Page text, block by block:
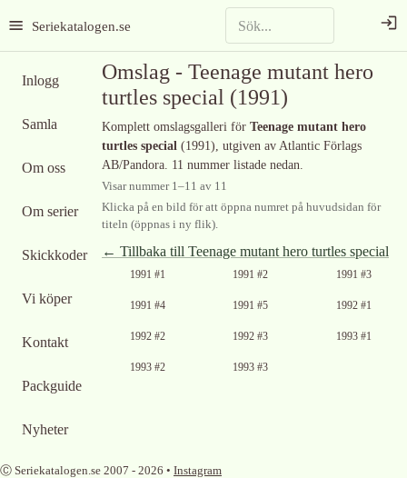
Seriekatalogen.se
Inlogg
Samla
Om oss
Om serier
Skickkoder
Vi köper
Kontakt
Packguide
Nyheter
Omslag - Teenage mutant hero
turtles special (1991)
Komplett omslagsgalleri för Teenage mutant hero
turtles special (1991), utgiven av Atlantic Förlags
AB/Pandora. 11 nummer listade nedan.
Visar nummer 1–11 av 11
Klicka på en bild för att öppna numret på huvudsidan för
titeln (öppnas i ny flik).
← Tillbaka till Teenage mutant hero turtles special
Ingen bild
1991 #1
Ingen bild
1991 #2
Ingen bild
1991 #3
1991 #4
Ingen bild
1991 #5 1992 #1
Ingen bild
1992 #2 1992 #3
Ingen bild
1993 #1
1993 #2
Ingen bild
1993 #3
Ⓒ Seriekatalogen.se 2007 - 2026 • Instagram